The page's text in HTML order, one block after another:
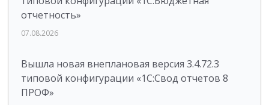
отчетность»
07.08.2026
Вышла новая внеплановая версия 3.4.72.3
типовой конфигурации «1C:Свод отчетов 8
ПРОФ»